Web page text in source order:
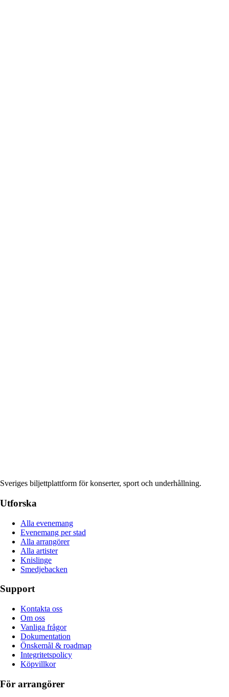
Sveriges biljettplattform för konserter, sport och underhållning.
Utforska
Alla evenemang
Evenemang per stad
Alla arrangörer
Alla artister
Knislinge
Smedjebacken
Support
Kontakta oss
Om oss
Vanliga frågor
Dokumentation
Önskemål & roadmap
Integritetspolicy
Köpvillkor
För arrangörer